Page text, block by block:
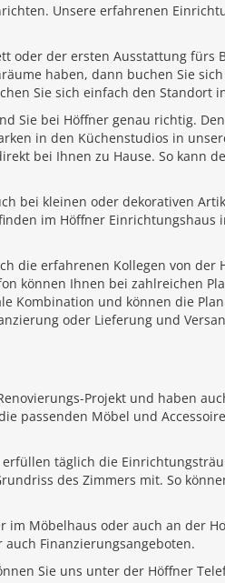
Unsere erfahrenen
oder der ersten Ausstattung
haben, dann buchen Sie
Sie sich einfach den Standort
Sie bei Höffner genau richtig.
in den Küchenstudios in
bei Ihnen zu Hause. So kann
bei kleinen oder dekorativen
im Höffner
die erfahrenen Kollegen von
können Ihnen bei zahlreichen
Kombination und können die
oder Lieferung und
Projekt und haben
passenden Möbel und
täglich die
des Zimmers mit. So
Möbelhaus oder auch an der
Finanzierungsangeboten.
Sie uns unter der Höffner